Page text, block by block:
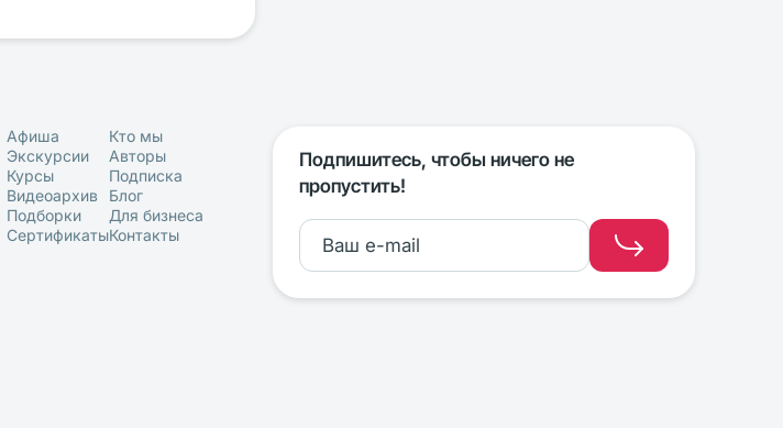
Афиша
Экскурсии
Курсы
Видеоархив
Подборки
Сертификаты
Кто мы
Авторы
Подписка
Блог
Для бизнеса
Контакты
Подпишитесь, чтобы ничего не
пропустить!